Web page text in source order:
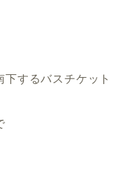
するバスチケット